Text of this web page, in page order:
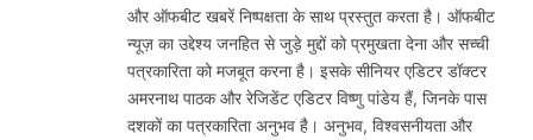
और ऑफबीट खबरें निष्पक्षता के साथ प्रस्तुत करता है। ऑफबीट
न्यूज़ का उद्देश्य जनहित से जुड़े मुद्दों को प्रमुखता देना और सच्ची
पत्रकारिता को मजबूत करना है। इसके सीनियर एडिटर डॉक्टर
अमरनाथ पाठक और रेजिडेंट एडिटर विष्णु पांडेय हैं, जिनके पास
दशकों का पत्रकारिता अनुभव है। अनुभव, विश्वसनीयता और